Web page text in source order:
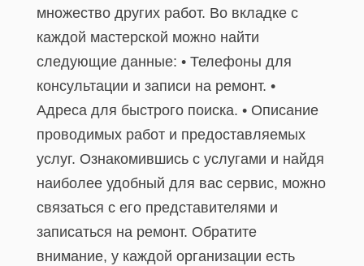
множество других работ. Во вкладке с
каждой мастерской можно найти
следующие данные: • Телефоны для
консультации и записи на ремонт. •
Адреса для быстрого поиска. • Описание
проводимых работ и предоставляемых
услуг. Ознакомившись с услугами и найдя
наиболее удобный для вас сервис, можно
связаться с его представителями и
записаться на ремонт. Обратите
внимание, у каждой организации есть